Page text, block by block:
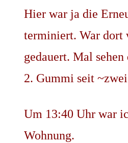
Hier war ja die
terminiert. War dort
gedauert. Mal
2. Gummi seit
Um 13:40 Uhr war
Wohnung.